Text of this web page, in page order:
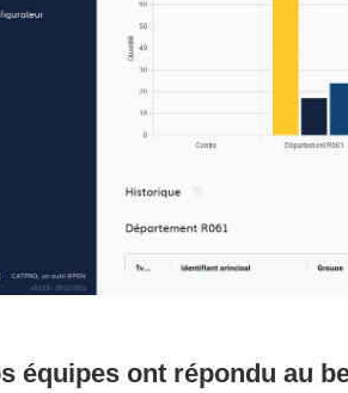
équipes ont répondu au